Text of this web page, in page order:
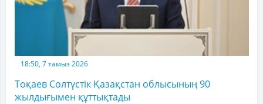
18:50, 7 тамыз 2026
Тоқаев Солтүстік Қазақстан облысының 90
жылдығымен құттықтады